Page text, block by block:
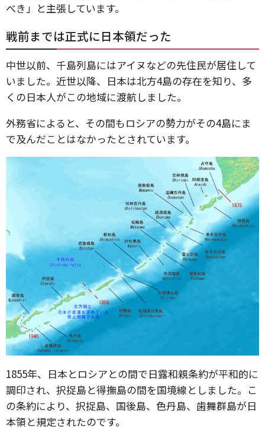
べき」と主張しています。
戦前までは正式に日本領だった
中世以前、千島列島にはアイヌなどの先住民が居住して
いました。近世以降、日本は北方4島の存在を知り、多
くの日本人がこの地域に渡航しました。
外務省によると、その間もロシアの勢力がその4島にま
で及んだことはなかったとされています。
1855年、日本とロシアとの間で日露和親条約が平和的に
調印され、択捉島と得撫島の間を国境線としました。こ
の条約により、択捉島、国後島、色丹島、歯舞群島が日
本領と規定されたのです。